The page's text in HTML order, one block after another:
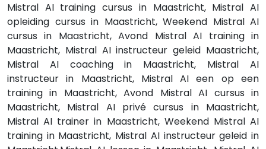
Mistral AI training cursus in Maastricht, Mistral AI
opleiding cursus in Maastricht, Weekend Mistral AI
cursus in Maastricht, Avond Mistral AI training in
Maastricht, Mistral AI instructeur geleid Maastricht,
Mistral AI coaching in Maastricht, Mistral AI
instructeur in Maastricht, Mistral AI een op een
training in Maastricht, Avond Mistral AI cursus in
Maastricht, Mistral AI privé cursus in Maastricht,
Mistral AI trainer in Maastricht, Weekend Mistral AI
training in Maastricht, Mistral AI instructeur geleid in